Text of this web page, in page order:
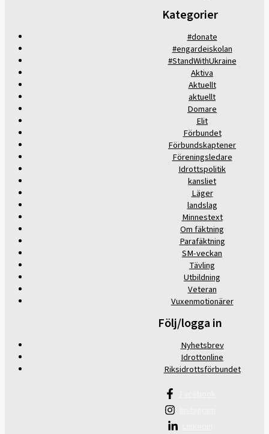
Kategorier
#donate
#engardeiskolan
#StandWithUkraine
Aktiva
Aktuellt
aktuellt
Domare
Elit
Förbundet
Förbundskaptener
Föreningsledare
Idrottspolitik
kansliet
Läger
landslag
Minnestext
Om fäktning
Parafäktning
SM-veckan
Tävling
Utbildning
Veteran
Vuxenmotionärer
Följ/logga in
Nyhetsbrev
Idrottonline
Riksidrottsförbundet